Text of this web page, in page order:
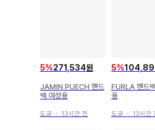
5%271,534원
JAMIN PUECH 핸드
백 여성용
도쿄 ・ 13시간 전
5%
FURLA 핸드
용
도쿄 ・ 13시간